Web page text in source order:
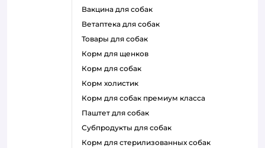
вакцина для собак
ветаптека для собак
товары для собак
корм для щенков
корм для собак
корм холистик
корм для собак премиум класса
паштет для собак
субпродукты для собак
корм для стерилизованных собак